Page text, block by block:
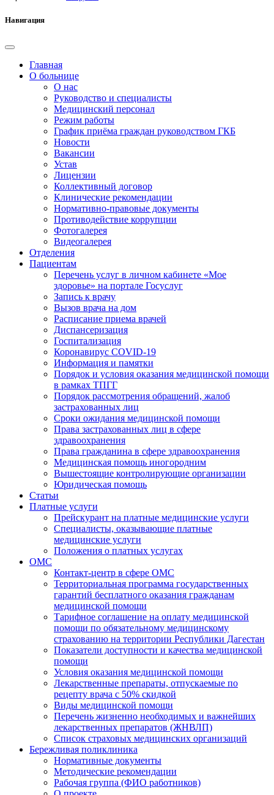
Навигация
Главная
О больнице
О нас
Руководство и специалисты
Медицинский персонал
Режим работы
График приёма граждан руководством ГКБ
Новости
Вакансии
Устав
Лицензии
Коллективный договор
Клинические рекомендации
Нормативно-правовые документы
Противодействие коррупции
Фотогалерея
Видеогалерея
Отделения
Пациентам
Перечень услуг в личном кабинете «Мое
здоровье» на портале Госуслуг
Запись к врачу
Вызов врача на дом
Расписание приема врачей
Диспансеризация
Госпитализация
Коронавирус COVID-19
Информация и памятки
Порядок и условия оказания медицинской помощи
в рамках ТПГГ
Порядок рассмотрения обращений, жалоб
застрахованных лиц
Сроки ожидания медицинской помощи
Права застрахованных лиц в сфере
здравоохранения
Права гражданина в сфере здравоохранения
Медицинская помощь иногородним
Вышестоящие контролирующие организации
Юридическая помощь
Статьи
Платные услуги
Прейскурант на платные медицинские услуги
Специалисты, оказывающие платные
медицинские услуги
Положения о платных услугах
ОМС
Контакт-центр в сфере ОМС
Территориальная программа государственных
гарантий бесплатного оказания гражданам
медицинской помощи
Тарифное соглашение на оплату медицинской
помощи по обязательному медицинскому
страхованию на территории Республики Дагестан
Показатели доступности и качества медицинской
помощи
Условия оказания медицинской помощи
Лекарственные препараты, отпускаемые по
рецепту врача с 50% скидкой
Виды медицинской помощи
Перечень жизненно необходимых и важнейших
лекарственных препаратов (ЖНВЛП)
Список страховых медицинских организаций
Бережливая поликлиника
Нормативные документы
Методические рекомендации
Рабочая группа (ФИО работников)